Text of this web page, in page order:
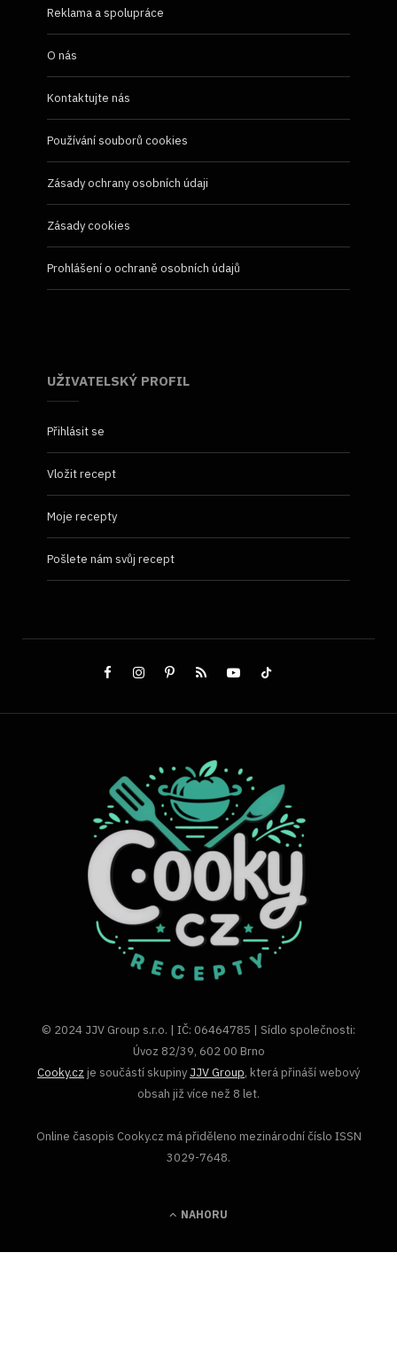
Reklama a spolupráce
O nás
Kontaktujte nás
Používání souborů cookies
Zásady ochrany osobních údaji
Zásady cookies
Prohlášení o ochraně osobních údajů
UŽIVATELSKÝ PROFIL
Přihlásit se
Vložit recept
Moje recepty
Pošlete nám svůj recept
© 2024 JJV Group s.r.o. | IČ: 06464785 | Sídlo společnosti:
Úvoz 82/39, 602 00 Brno
Cooky.cz je součástí skupiny JJV Group, která přináší webový
obsah již více než 8 let.
Online časopis Cooky.cz má přiděleno mezinárodní číslo ISSN
3029-7648.
NAHORU